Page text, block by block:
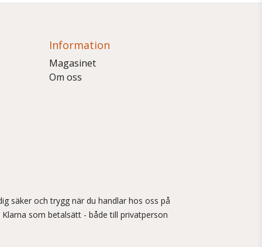
Information
Magasinet
Om oss
säker och trygg när du handlar hos oss på
som betalsätt - både till privatperson